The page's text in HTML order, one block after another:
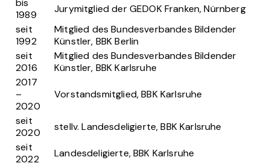
bis
1989
Jurymitglied der GEDOK Franken, Nürnberg
seit
1992
Mitglied des Bundesverbandes Bildender
Künstler, BBK Berlin
seit
2016
Mitglied des Bundesverbandes Bildender
Künstler, BBK Karlsruhe
2017
–
2020
Vorstandsmitglied, BBK Karlsruhe
seit
2020
stellv. Landesdeligierte, BBK Karlsruhe
seit
2022
Landesdeligierte, BBK Karlsruhe